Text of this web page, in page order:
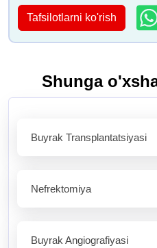
Tafsilotlarni ko'rish
Shunga
Buyrak Transplantatsiyasi
Nefrektomiya
Buyrak Angiografiyasi